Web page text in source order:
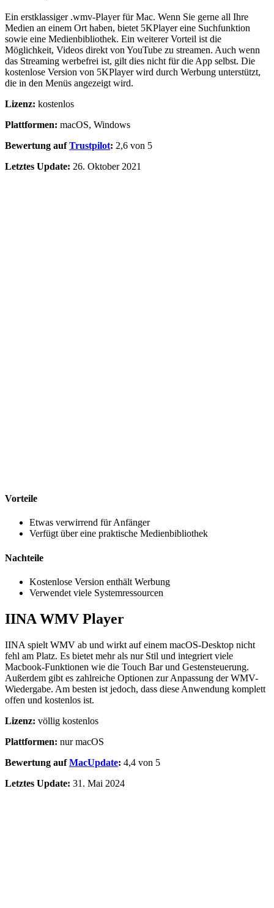
Ein erstklassiger .wmv-Player für Mac. Wenn Sie gerne all Ihre
Medien an einem Ort haben, bietet 5KPlayer eine Suchfunktion
sowie eine Medienbibliothek. Ein weiterer Vorteil ist die
Möglichkeit, Videos direkt von YouTube zu streamen. Auch wenn
das Streaming werbefrei ist, gilt dies nicht für die App selbst. Die
kostenlose Version von 5KPlayer wird durch Werbung unterstützt,
die in den Menüs angezeigt wird.
Lizenz: kostenlos
Plattformen: macOS, Windows
Bewertung aufTrustpilot: 2,6 von 5
Letztes Update: 26. Oktober 2021
Vorteile
Etwas verwirrend für Anfänger
Verfügt über eine praktische Medienbibliothek
Nachteile
Kostenlose Version enthält Werbung
Verwendet viele Systemressourcen
IINA WMV Player
IINA spielt WMV ab und wirkt auf einem macOS-Desktop nicht
fehl am Platz. Es bietet mehr als nur Stil und integriert viele
Macbook-Funktionen wie die Touch Bar und Gestensteuerung.
Außerdem gibt es zahlreiche Optionen zur Anpassung der WMV-
Wiedergabe. Am besten ist jedoch, dass diese Anwendung komplett
offen und kostenlos ist.
Lizenz: völlig kostenlos
Plattformen: nur macOS
Bewertung aufMacUpdate: 4,4 von 5
Letztes Update: 31. Mai 2024